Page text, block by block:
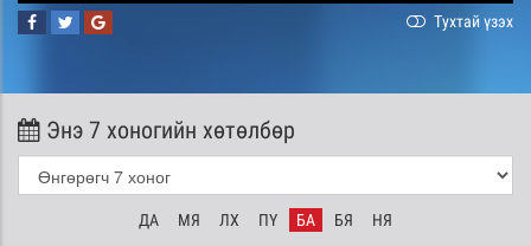
Тухтай үзэх
Энэ 7 хоногийн хөтөлбөр
ДА МЯ ЛХ ПҮ БА БЯ НЯ